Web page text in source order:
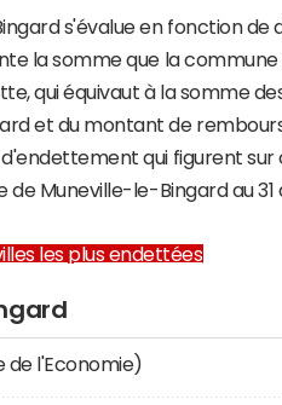
s'évalue en fonction de
la somme que la
qui équivaut à la somme
et du montant de
d'endettement qui figurent
Muneville-le-Bingard au
les plus endettées
de l'Economie)